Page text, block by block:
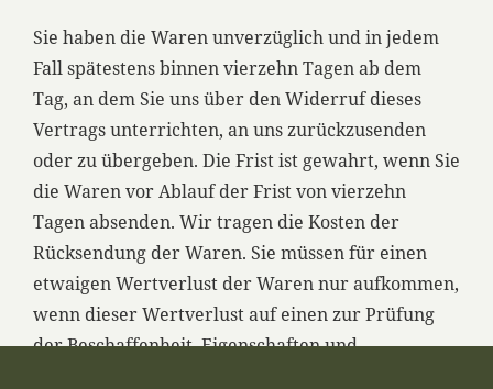
Sie haben die Waren unverzüglich und in jedem
Fall spätestens binnen vierzehn Tagen ab dem
Tag, an dem Sie uns über den Widerruf dieses
Vertrags unterrichten, an uns zurückzusenden
oder zu übergeben. Die Frist ist gewahrt, wenn Sie
die Waren vor Ablauf der Frist von vierzehn
Tagen absenden. Wir tragen die Kosten der
Rücksendung der Waren. Sie müssen für einen
etwaigen Wertverlust der Waren nur aufkommen,
wenn dieser Wertverlust auf einen zur Prüfung
der Beschaffenheit, Eigenschaften und